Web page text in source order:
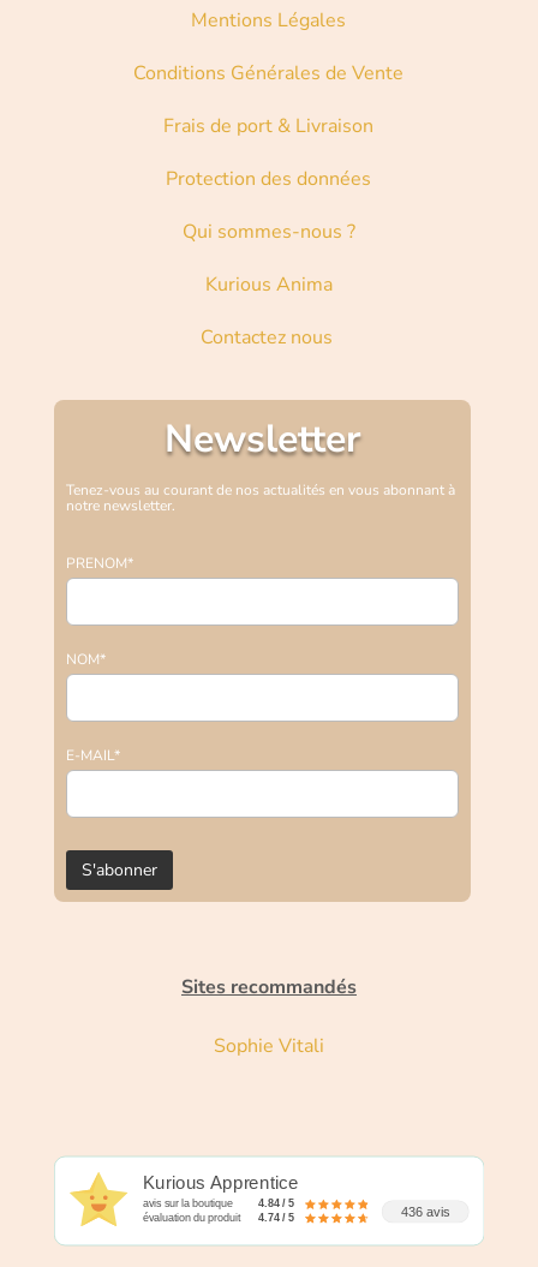
Mentions Légales
Conditions Générales de Vente
Frais de port & Livraison
Protection des données
Qui sommes-nous ?
Kurious Anima
Contactez nous
Newsletter
Tenez-vous au courant de nos actualités en vous abonnant à
notre newsletter.
PRENOM*
NOM*
E-MAIL*
Sites recommandés
Sophie Vitali
Kurious Apprentice
avis sur la boutique
4.84 / 5
évaluation du produit
4.74 / 5 436 avis